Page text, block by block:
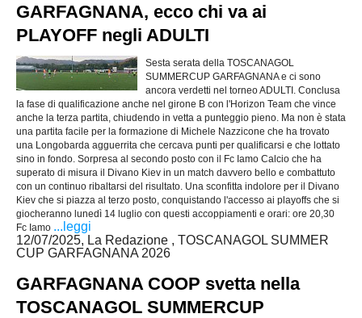
GARFAGNANA, ecco chi va ai
PLAYOFF negli ADULTI
Sesta serata della TOSCANAGOL
SUMMERCUP GARFAGNANA e ci sono
ancora verdetti nel torneo ADULTI. Conclusa
la fase di qualificazione anche nel girone B con l'Horizon Team che vince
anche la terza partita, chiudendo in vetta a punteggio pieno. Ma non è stata
una partita facile per la formazione di Michele Nazzicone che ha trovato
una Longobarda agguerrita che cercava punti per qualificarsi e che lottato
sino in fondo. Sorpresa al secondo posto con il Fc Iamo Calcio che ha
superato di misura il Divano Kiev in un match davvero bello e combattuto
con un continuo ribaltarsi del risultato. Una sconfitta indolore per il Divano
Kiev che si piazza al terzo posto, conquistando l'accesso ai playoffs che si
giocheranno lunedì 14 luglio con questi accoppiamenti e orari: ore 20,30
Fc Iamo ...leggi
12/07/2025, La Redazione , TOSCANAGOL SUMMER
CUP GARFAGNANA 2026
GARFAGNANA COOP svetta nella
TOSCANAGOL SUMMERCUP